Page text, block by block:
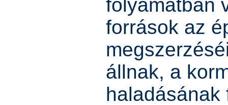
folyamatban
források az
állnak, a
haladásának